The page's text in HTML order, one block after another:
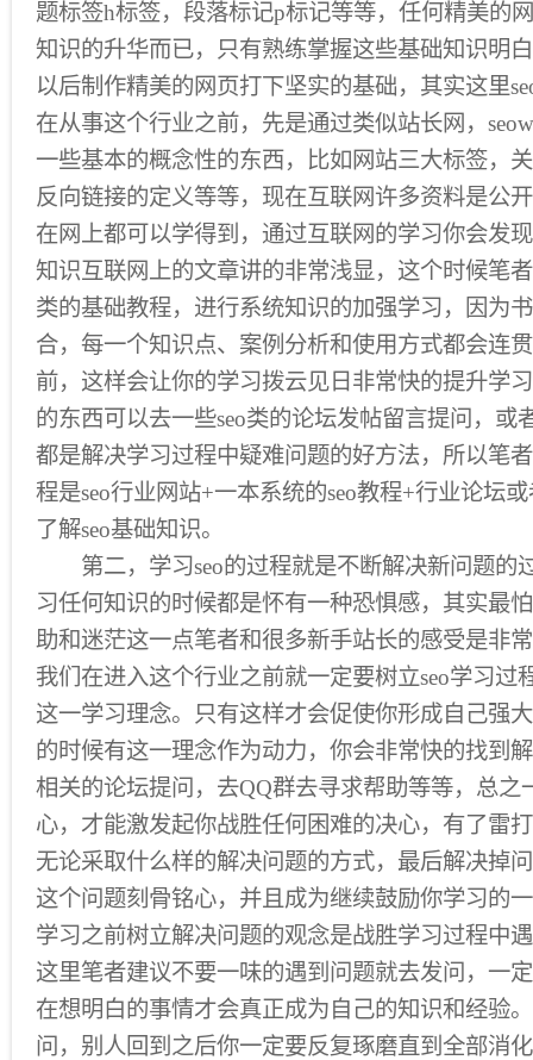
题标签h标签，段落标记p标记等等，任何精美的
知识的升华而已，只有熟练掌握这些基础知识明
以后制作精美的网页打下坚实的基础，其实这里
在从事这个行业之前，先是通过类似站长网，
一些基本的概念性的东西，比如网站三大标签，
反向链接的定义等等，现在互联网许多资料是公
在网上都可以学得到，通过互联网的学习你会发
知识互联网上的文章讲的非常浅显，这个时候笔
类的基础教程，进行系统知识的加强学习，因为
合，每一个知识点、案例分析和使用方式都会连
前，这样会让你的学习拨云见日非常快的提升学
的东西可以去一些seo类的论坛发帖留言提问，或
都是解决学习过程中疑难问题的好方法，所以笔
程是seo行业网站+一本系统的seo教程+行业论坛
了解seo基础知识。
第二，学习seo的过程就是不断解决新问题的
习任何知识的时候都是怀有一种恐惧感，其实最
助和迷茫这一点笔者和很多新手站长的感受是非
我们在进入这个行业之前就一定要树立seo学习过
这一学习理念。只有这样才会促使你形成自己强
的时候有这一理念作为动力，你会非常快的找到
相关的论坛提问，去QQ群去寻求帮助等等，总之
心，才能激发起你战胜任何困难的决心，有了雷
无论采取什么样的解决问题的方式，最后解决掉
这个问题刻骨铭心，并且成为继续鼓励你学习的
学习之前树立解决问题的观念是战胜学习过程中
这里笔者建议不要一味的遇到问题就去发问，一
在想明白的事情才会真正成为自己的知识和经验
问，别人回到之后你一定要反复琢磨直到全部消